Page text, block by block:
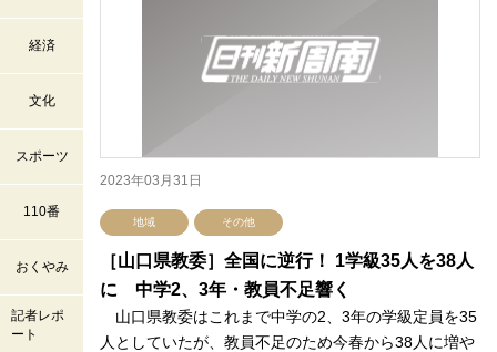
経済
文化
スポーツ
110番
おくやみ
記者レポ
ート
2023年03月31日
地域 その他
［山口県教委］全国に逆行！ 1学級35人を38人
に 中学2、3年・教員不足響く
山口県教委はこれまで中学の2、3年の学級定員を35
人としていたが、教員不足のため今春から38人に増や